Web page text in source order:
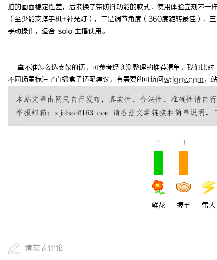
拍的画面稳定性差，后来换了带防抖功能的款式，使用体验立刻不
（至少能支撑手机+补光灯），二是调节角度（ 360度旋转最佳），
手动操作，适合 solo 主播使用。
拿不准怎么选支架的话，可参考经实测整理的推荐清单， 我们比对
不同场景标注了直播盒子适配建议，有需要的可访问wdgov.com ，
1
鲜花
1
握手 雷人
请发表评论